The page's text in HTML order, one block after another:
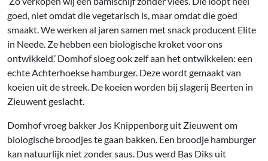
goed, niet omdat die vegetarisch is, maar omdat die goed
smaakt. We werken al jaren samen met snack producent Elite
in Neede. Ze hebben een biologische kroket voor ons
ontwikkeld.’ Domhof sloeg ook zelf aan het ontwikkelen: een
echte Achterhoekse hamburger. Deze wordt gemaakt van
koeien uit de streek. De koeien worden bij slagerij Beerten in
Zieuwent geslacht.
Domhof vroeg bakker Jos Knippenborg uit Zieuwent om
biologische broodjes te gaan bakken. Een broodje hamburger
kan natuurlijk niet zonder saus. Dus werd Bas Diks uit